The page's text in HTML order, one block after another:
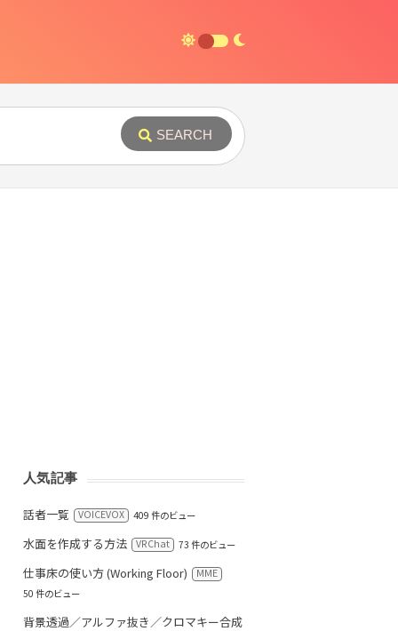
SEARCH
人気記事
話者一覧 VOICEVOX 409 件のビュー
水面を作成する方法 VRChat 73 件のビュー
仕事床の使い方 (Working Floor)
MME
50 件のビュー
背景透過／アルファ抜き／クロマキー合成